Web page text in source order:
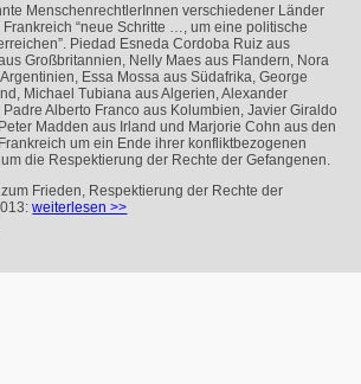
MenschenrechtlerInnen verschiedener Länder
“neue Schritte …, um eine politische
Piedad Esneda Cordoba Ruiz aus
Großbritannien, Nelly Maes aus Flandern, Nora
Essa Mossa aus Südafrika, George
Michael Tubiana aus Algerien, Alexander
Alberto Franco aus Kolumbien, Javier Giraldo
Madden aus Irland und Marjorie Cohn aus den
um ein Ende ihrer konfliktbezogenen
die Respektierung der Rechte der Gefangenen.
Frieden, Respektierung der Rechte der
weiterlesen >>